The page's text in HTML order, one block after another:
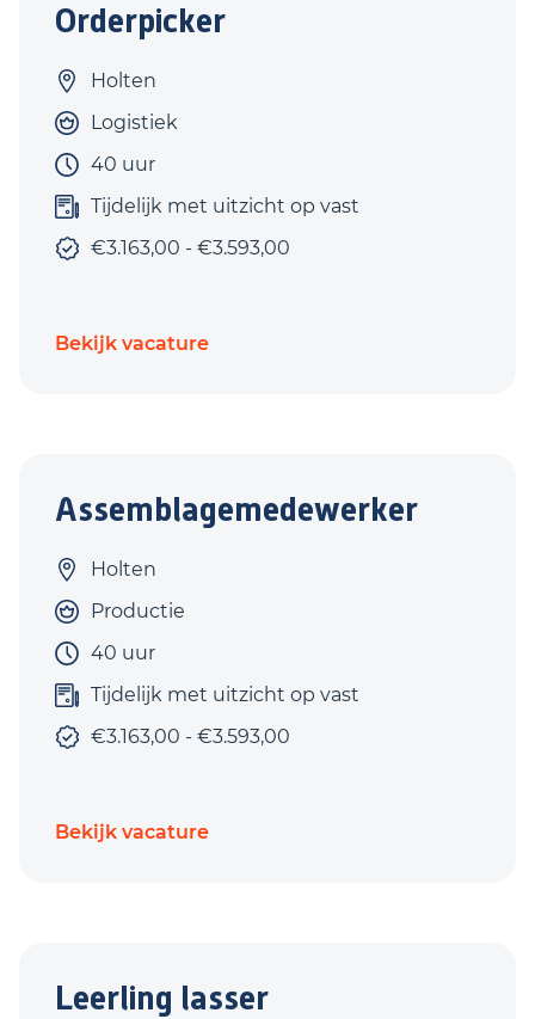
Orderpicker
Holten
Logistiek
40 uur
Tijdelijk met uitzicht op vast
€3.163,00 - €3.593,00
Bekijk vacature
Assemblagemedewerker
Holten
Productie
40 uur
Tijdelijk met uitzicht op vast
€3.163,00 - €3.593,00
Bekijk vacature
Leerling lasser